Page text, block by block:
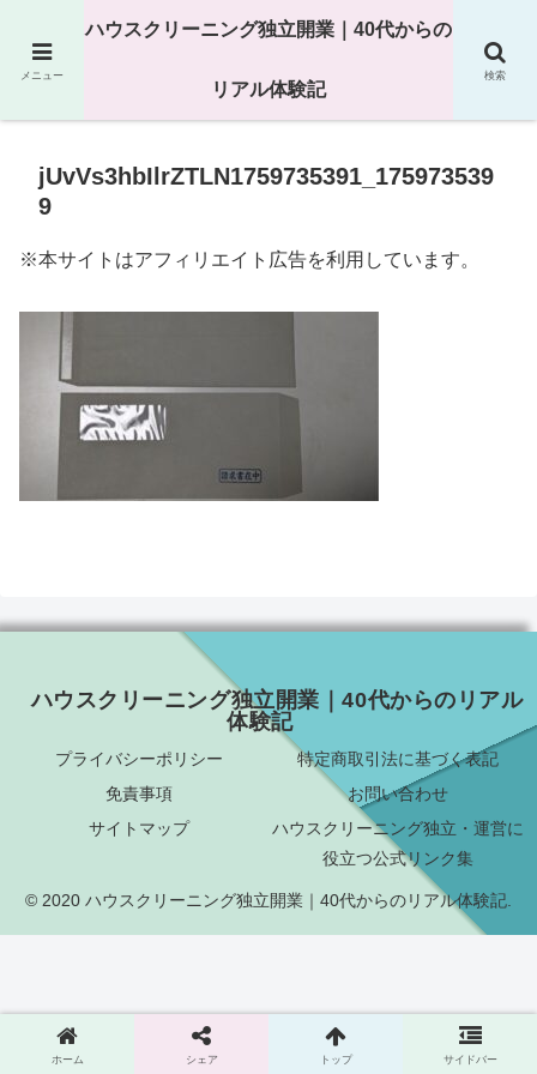
25年以上の現場経験をもとにハウスクリーニング独立の現実
jUvVs3hbIlrZTLN1759735391_175973539
9
※本サイトはアフィリエイト広告を利用しています。
ハウスクリーニング独立開業｜40代からのリアル
体験記
プライバシーポリシー
特定商取引法に基づく表記
免責事項
お問い合わせ
サイトマップ
ハウスクリーニング独立・運営に
役立つ公式リンク集
© 2020 ハウスクリーニング独立開業｜40代からのリアル体験記.
メニュー
ハウスクリーニング独立開業｜40代からの
リアル体験記
検索
ホーム シェア トップ サイドバー